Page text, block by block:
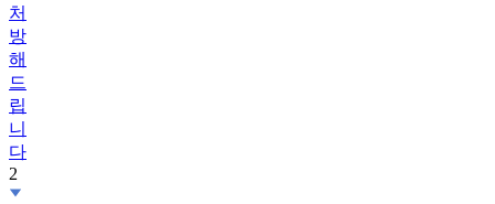
처
방
해
드
립
니
다
2